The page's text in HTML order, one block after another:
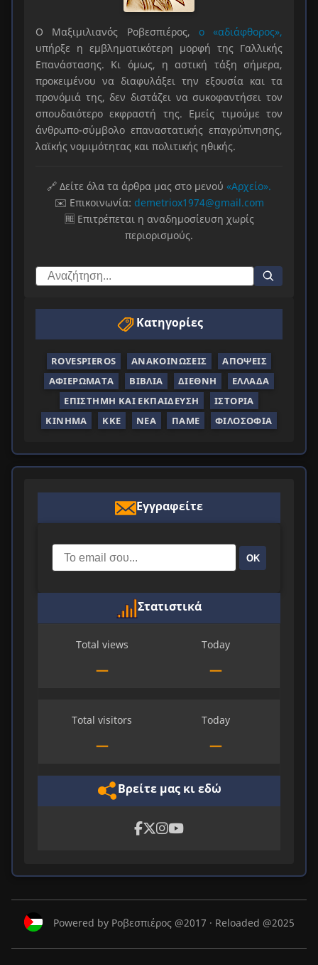
Ο Μαξιμιλιανός Ροβεσπιέρος, ο «αδιάφθορος»,
υπήρξε η εμβληματικότερη μορφή της Γαλλικής
Επανάστασης. Κι όμως, η αστική τάξη σήμερα,
προκειμένου να διαφυλάξει την εξουσία και τα
προνόμιά της, δεν διστάζει να συκοφαντήσει τον
σπουδαιότερο εκφραστή της. Εμείς τιμούμε τον
άνθρωπο-σύμβολο επαναστατικής επαγρύπνησης,
λαϊκής νομιμότητας και πολιτικής ηθικής.
🔗 Δείτε όλα τα άρθρα μας στο μενού «Αρχείο».
✉️ Επικοινωνία: demetriox1974@gmail.com
🆓 Επιτρέπεται η αναδημοσίευση χωρίς
περιορισμούς.
Κατηγορίες
ROVESPIEROS ΑΝΑΚΟΙΝΏΣΕΙΣ
ΑΠΌΨΕΙΣ
ΑΦΙΕΡΏΜΑΤΑ
ΒΙΒΛΊΑ ΔΙΕΘΝΉ
ΕΛΛΆΔΑ
ΕΠΙΣΤΉΜΗ ΚΑΙ ΕΚΠΑΊΔΕΥΣΗ
ΙΣΤΟΡΊΑ
ΚΊΝΗΜΑ
ΚΚΕ ΝΈΑ ΠΑΜΕ ΦΙΛΟΣΟΦΊΑ
Εγγραφείτε
ΟΚ
Στατιστικά
Total views
—
Today
—
Total visitors
—
Today
—
Βρείτε μας κι εδώ
Powered by Ροβεσπιέρος @2017 · Reloaded @2025